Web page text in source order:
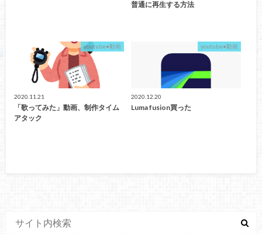
普通に再生する方法
youtube•動画
2020.11.21
「歌ってみた」動画、制作タイム
アタック
youtube•動画
2020.12.20
Luma fusion買った